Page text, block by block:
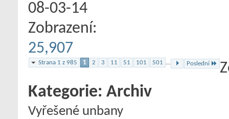
08-03-14
Zobrazení:
25,907
Strana 1 z 985 1 2 3 11 51 101 501 ... Poslední
Kategorie: Archiv
Vyřešené unbany